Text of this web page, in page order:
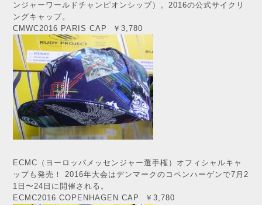
ンジャーワールドチャンピオンシップ）。2016の公式サイクリ
ングキャップ。
CMWC2016 PARIS CAP ￥3,780
ECMC（ヨーロッパメッセンジャー選手権）オフィシャルキャ
ップも発売！ 2016年大会はデンマークのコペンハーゲンで7月2
1日〜24日に開催される。
ECMC2016 COPENHAGEN CAP ￥3,780